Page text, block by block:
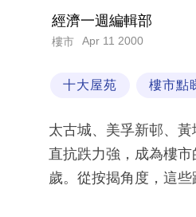
經濟一週編輯部
樓市 Apr 11 2000
十大屋苑 樓市點
太古城、美孚新邨、
直抗跌力強，成為樓
歲。從按揭角度，這